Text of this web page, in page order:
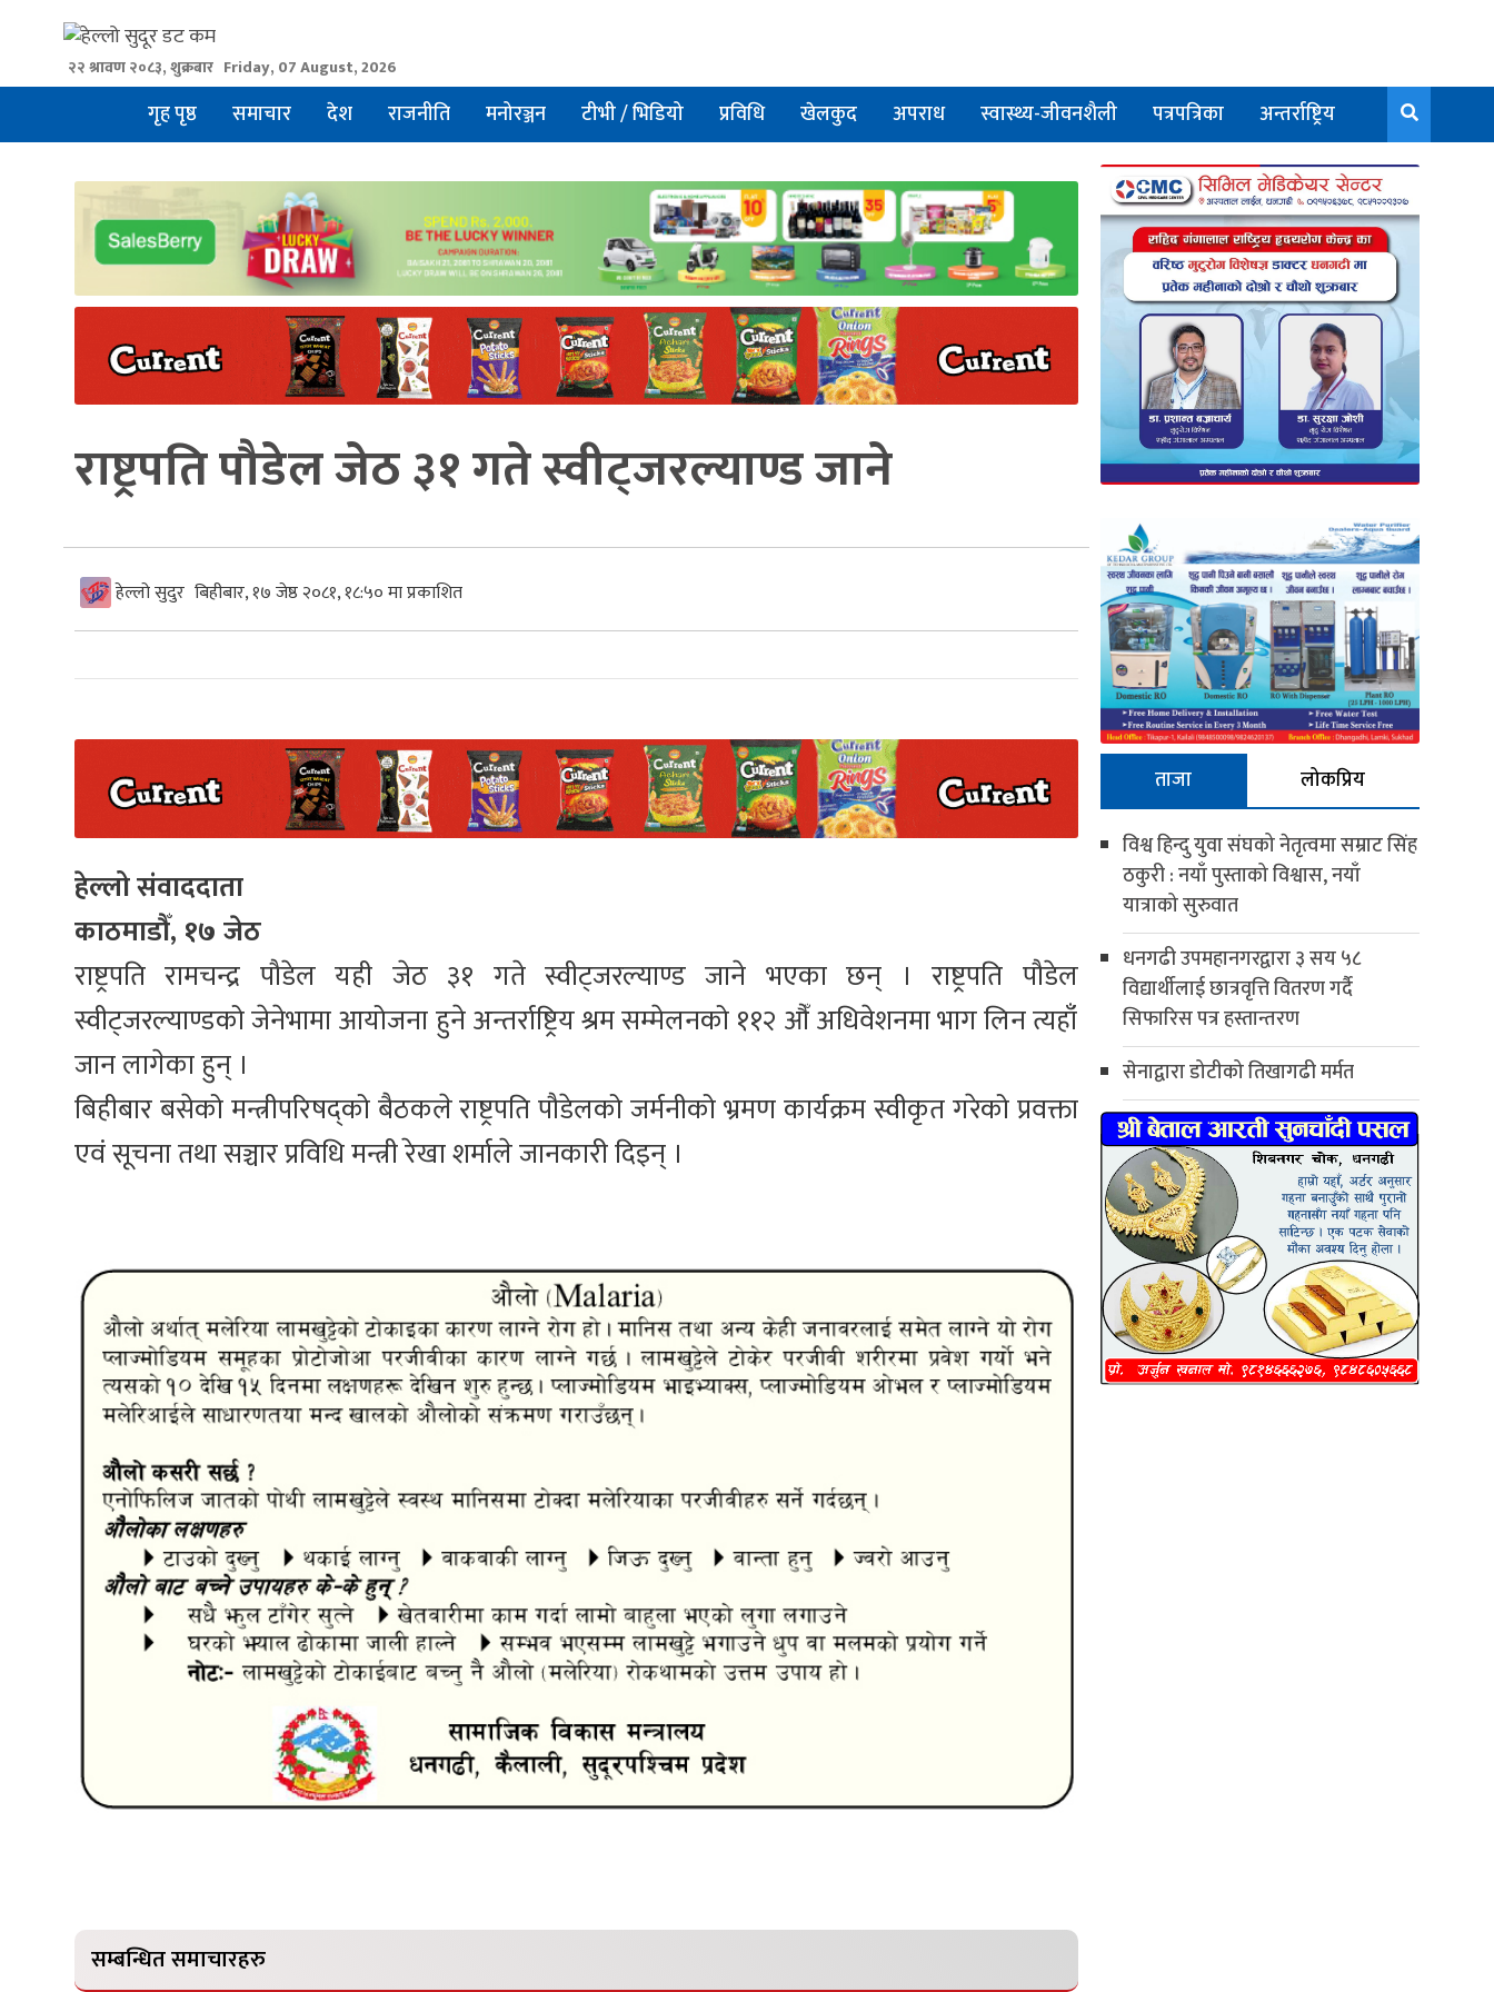
२२ श्रावण २०८३, शुक्रबार Friday, 07 August, 2026
गृह पृष्ठ समाचार देश राजनीति मनोरञ्जन टीभी / भिडियो प्रविधि खेलकुद अपराध स्वास्थ्य-जीवनशैली पत्रपत्रिका अन्तर्राष्ट्रिय
राष्ट्रपति पौडेल जेठ ३१ गते स्वीट्जरल्याण्ड जाने
हेल्लो सुदुर बिहीबार, १७ जेष्ठ २०८१, १८:५० मा प्रकाशित
हेल्लो संवाददाता
काठमाडौँ, १७ जेठ
राष्ट्रपति रामचन्द्र पौडेल यही जेठ ३१ गते स्वीट्जरल्याण्ड जाने भएका छन् । राष्ट्रपति पौडेल
स्वीट्जरल्याण्डको जेनेभामा आयोजना हुने अन्तर्राष्ट्रिय श्रम सम्मेलनको ११२ औँ अधिवेशनमा भाग लिन त्यहाँ
जान लागेका हुन् ।
बिहीबार बसेको मन्त्रीपरिषद्को बैठकले राष्ट्रपति पौडेलको जर्मनीको भ्रमण कार्यक्रम स्वीकृत गरेको प्रवक्ता
एवं सूचना तथा सञ्चार प्रविधि मन्त्री रेखा शर्माले जानकारी दिइन् ।
सम्बन्धित समाचारहरु
ताजा
लोकप्रिय
विश्व हिन्दु युवा संघको नेतृत्वमा सम्राट सिंह
ठकुरी : नयाँ पुस्ताको विश्वास, नयाँ
यात्राको सुरुवात
धनगढी उपमहानगरद्वारा ३ सय ५८
विद्यार्थीलाई छात्रवृत्ति वितरण गर्दै
सिफारिस पत्र हस्तान्तरण
सेनाद्वारा डोटीको तिखागढी मर्मत